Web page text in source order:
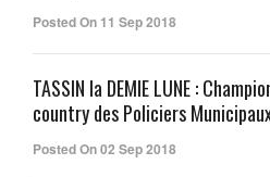
Posted On 11 Sep 2018
TASSIN la DEMIE LUNE :
country des Policiers
Posted On 02 Sep 2018